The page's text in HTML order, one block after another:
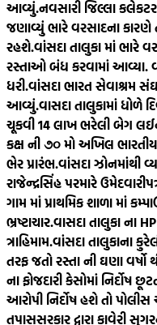
આવ્યું.નવસારી જિલ્લા કલેકટર
જણાવ્યું ભારે વરસાદના
રહશે.વાંસદા તાલુકા માં ભારે
રસ્તાઓ બંધ કરવામાં આવ્યા.
ધરી.વાંસદા ભારત સેવાશ્રમ
આવ્યું.વાસદા તાલુકામાં
ચૂકવી 14 લાખ ભરેલી બેગ
કક્ષ ની ૭૦ મો અખિલ
ભેર પ્રારંભ.વાંસદા ઝોનમાંથી
રાજેન્દ્રસિંહ પરમારે
ગામ માં પ્રાથમિક શાળા માં
ભ્રષ્ટાચાર.વાસદા તાલુકા ના
ત્રાહિમામ.વાંસદા તાલુકાના
તરફ જતો રસ્તા ની ઘણા વર્ષો
ના ફોજદારી કેસોમાં નિર્દોષ
આરોપી નિર્દોષ હશે તો
તપાસસરકાર દ્વારા કાવેરી